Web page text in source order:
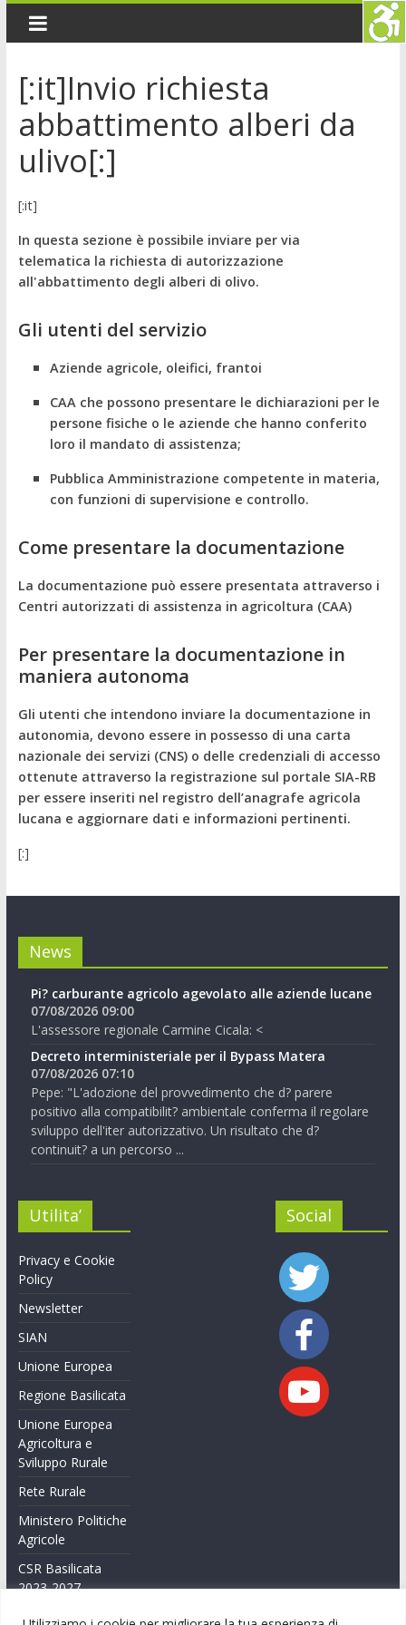
[:it]Invio richiesta
abbattimento alberi da
ulivo[:]
[:it]
In questa sezione è possibile inviare per via
telematica la richiesta di autorizzazione
all'abbattimento degli alberi di olivo.
Gli utenti del servizio
Aziende agricole, oleifici, frantoi
CAA che possono presentare le dichiarazioni per le
persone fisiche o le aziende che hanno conferito
loro il mandato di assistenza;
Pubblica Amministrazione competente in materia,
con funzioni di supervisione e controllo.
Come presentare la documentazione
La documentazione può essere presentata attraverso i
Centri autorizzati di assistenza in agricoltura (CAA)
Per presentare la documentazione in
maniera autonoma
Gli utenti che intendono inviare la documentazione in
autonomia, devono essere in possesso di una carta
nazionale dei servizi (CNS) o delle credenziali di accesso
ottenute attraverso la registrazione sul portale SIA-RB
per essere inseriti nel registro dell’anagrafe agricola
lucana e aggiornare dati e informazioni pertinenti.
[:]
News
Pi? carburante agricolo agevolato alle aziende lucane
07/08/2026 09:00
L'assessore regionale Carmine Cicala: <
Decreto interministeriale per il Bypass Matera
07/08/2026 07:10
Pepe: "L'adozione del provvedimento che d? parere
positivo alla compatibilit? ambientale conferma il regolare
sviluppo dell'iter autorizzativo. Un risultato che d?
continuit? a un percorso ...
Utilita’
Privacy e Cookie
Policy
Newsletter
SIAN
Unione Europea
Regione Basilicata
Unione Europea
Agricoltura e
Sviluppo Rurale
Rete Rurale
Ministero Politiche
Agricole
CSR Basilicata
2023-2027
Feasr Basilicata
Social